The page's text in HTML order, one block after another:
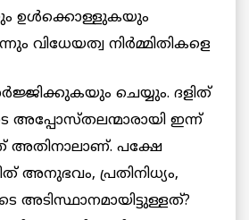
ഉള്‍ക്കൊള്ളുകയും
വിധേയത്വ നിര്‍മ്മിതികളെ
ചെയ്യും. ദളിത്
ഇന്ന്
അതിനാലാണ്. പക്ഷേ
അനുഭവം, പ്രതിനിധ്യം,
അടിസ്ഥാനമായിട്ടുള്ളത്?